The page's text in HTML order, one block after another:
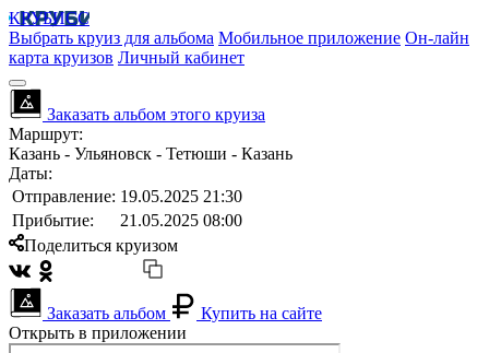
КРУБИСС
Выбрать круиз для альбома Мобильное приложение Он-лайн
карта круизов Личный кабинет
Заказать альбом этого круиза
Маршрут:
Казань - Ульяновск - Тетюши - Казань
Даты:
Отправление: 19.05.2025 21:30
Прибытие:
21.05.2025 08:00
Поделиться круизом
Заказать альбом
Купить на сайте
Открыть в приложении